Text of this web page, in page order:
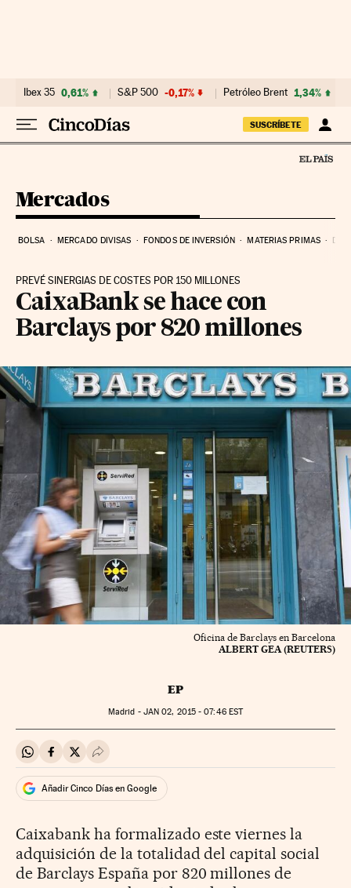
Ibex 35 0,61% S&P 500 -0,17% Petróleo Brent 1,34%
SUSCRÍBETE
Mercados
BOLSA MERCADO DIVISAS FONDOS DE INVERSIÓN MATERIAS PRIMAS
PREVÉ SINERGIAS DE COSTES POR 150 MILLONES
CaixaBank se hace con
Barclays por 820 millones
Oficina de Barclays en Barcelona
ALBERT GEA (REUTERS)
EP
Madrid - JAN 02, 2015 - 07:46EST
Compartir en Whatsapp
Compartir en Facebook
Compartir en Twitter
Desplegar Redes Sociales
Añadir Cinco Días en Google
Caixabank ha formalizado este viernes la
adquisición de la totalidad del capital social
de Barclays España por 820 millones de